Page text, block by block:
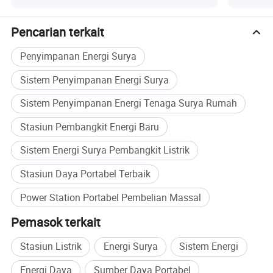
kepada 66h, TV 100W selama 20h, kulkas 150W untuk 13 jam,
dan lainnya.
Foto detail
Pencarian terkait
Penyimpanan Energi Surya
Sistem Penyimpanan Energi Surya
Sistem Penyimpanan Energi Tenaga Surya Rumah
Stasiun Pembangkit Energi Baru
Sistem Energi Surya Pembangkit Listrik
Stasiun Daya Portabel Terbaik
Power Station Portabel Pembelian Massal
Pemasok terkait
Stasiun Listrik Energi Surya
Sistem Energi
Energi Daya
Sumber Daya Portabel